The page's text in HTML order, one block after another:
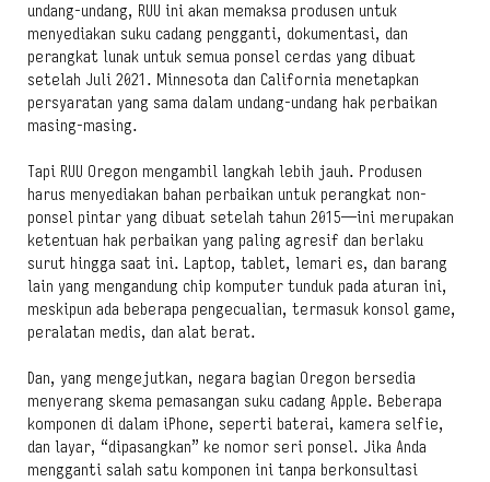
undang-undang, RUU ini akan memaksa produsen untuk
menyediakan suku cadang pengganti, dokumentasi, dan
perangkat lunak untuk semua ponsel cerdas yang dibuat
setelah Juli 2021. Minnesota dan California menetapkan
persyaratan yang sama dalam undang-undang hak perbaikan
masing-masing.
Tapi RUU Oregon mengambil langkah lebih jauh. Produsen
harus menyediakan bahan perbaikan untuk perangkat non-
ponsel pintar yang dibuat setelah tahun 2015—ini merupakan
ketentuan hak perbaikan yang paling agresif dan berlaku
surut hingga saat ini. Laptop, tablet, lemari es, dan barang
lain yang mengandung chip komputer tunduk pada aturan ini,
meskipun ada beberapa pengecualian, termasuk konsol game,
peralatan medis, dan alat berat.
Dan, yang mengejutkan, negara bagian Oregon bersedia
menyerang skema pemasangan suku cadang Apple. Beberapa
komponen di dalam iPhone, seperti baterai, kamera selfie,
dan layar, “dipasangkan” ke nomor seri ponsel. Jika Anda
mengganti salah satu komponen ini tanpa berkonsultasi